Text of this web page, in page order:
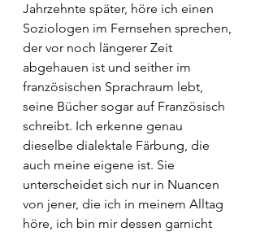
Jahrzehnte später, höre ich einen
Soziologen im Fernsehen sprechen,
der vor noch längerer Zeit
abgehauen ist und seither im
französischen Sprachraum lebt,
seine Bücher sogar auf Französisch
schreibt. Ich erkenne genau
dieselbe dialektale Färbung, die
auch meine eigene ist. Sie
unterscheidet sich nur in Nuancen
von jener, die ich in meinem Alltag
höre, ich bin mir dessen garnicht